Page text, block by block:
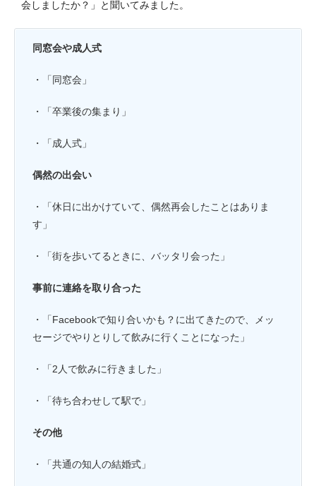
会しましたか？」と聞いてみました。
同窓会や成人式
・「同窓会」
・「卒業後の集まり」
・「成人式」
偶然の出会い
・「休日に出かけていて、偶然再会したことはありま
す」
・「街を歩いてるときに、バッタリ会った」
事前に連絡を取り合った
・「Facebookで知り合いかも？に出てきたので、メッ
セージでやりとりして飲みに行くことになった」
・「2人で飲みに行きました」
・「待ち合わせして駅で」
その他
・「共通の知人の結婚式」